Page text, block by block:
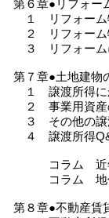
第６章●リフォー
１ リフォーム
２ リフォーム
３ リフォーム
第７章●土地建物
１ 譲渡所得に
２ 事業用資産
３ その他の譲
４ 譲渡所得
コラム 近年
コラム 地代
第８章●不動産賃